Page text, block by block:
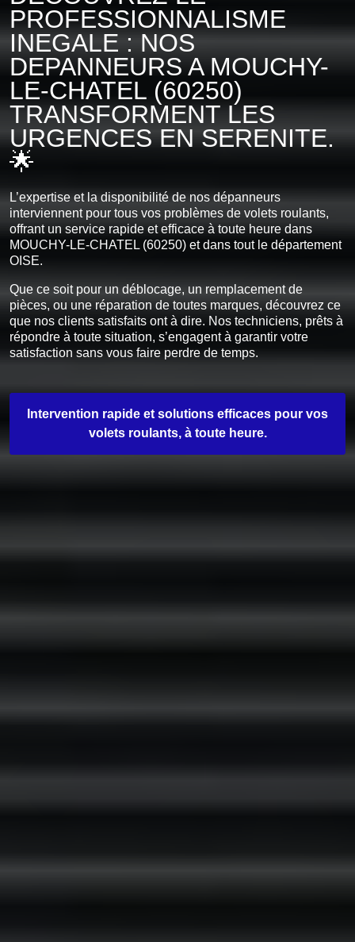
PROFESSIONNALISME
INEGALE : NOS
DEPANNEURS A MOUCHY-
LE-CHATEL (60250)
TRANSFORMENT LES
URGENCES EN SERENITE.
🌟
L’expertise et la disponibilité de nos dépanneurs
interviennent pour tous vos problèmes de volets roulants,
offrant un service rapide et efficace à toute heure dans
MOUCHY-LE-CHATEL (60250) et dans tout le département
OISE.
Que ce soit pour un déblocage, un remplacement de
pièces, ou une réparation de toutes marques, découvrez ce
que nos clients satisfaits ont à dire. Nos techniciens, prêts à
répondre à toute situation, s’engagent à garantir votre
satisfaction sans vous faire perdre de temps.
Intervention rapide et solutions efficaces pour vos
volets roulants, à toute heure.